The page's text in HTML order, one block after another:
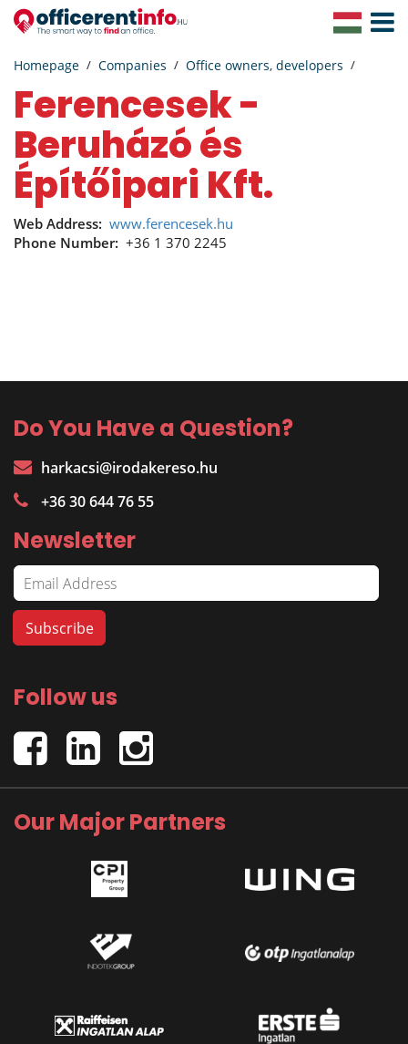
Toggle
Homepage Companies Office owners, developers
Ferencesek -
Beruházó és
Építőipari Kft.
Web Address: www.ferencesek.hu
Phone Number: +36 1 370 2245
Do You Have a Question?
harkacsi@irodakereso.hu
+36 30 644 76 55
Newsletter
Follow us
Our Major Partners